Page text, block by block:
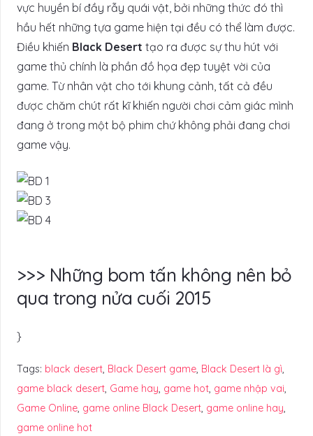
vực huyền bí đầy rẫy quái vật, bởi những thức đó thì
hầu hết những tựa game hiện tại đều có thể làm được.
Điều khiến Black Desert tạo ra được sự thu hút với
game thủ chính là phần đồ họa đẹp tuyệt vời của
game. Từ nhân vật cho tới khung cảnh, tất cả đều
được chăm chút rất kĩ khiến người chơi cảm giác mình
đang ở trong một bộ phim chứ không phải đang chơi
game vậy.
>>> Những bom tấn không nên bỏ
qua trong nửa cuối 2015
}
Tags: black desert, Black Desert game, Black Desert là gì,
game black desert, Game hay, game hot, game nhập vai,
Game Online, game online Black Desert, game online hay,
game online hot